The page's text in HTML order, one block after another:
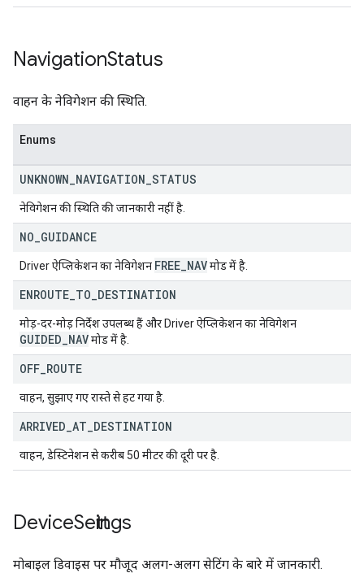
NavigationStatus
वाहन के नेविगेशन की स्थिति.
Enums
UNKNOWN NAVIGATION STATUS
नेविगेशन की स्थिति की जानकारी नहीं है.
NO GUIDANCE
Driver ऐप्लिकेशन का नेविगेशन FREE NAVमोड में है.
ENROUTE TO DESTINATION
मोड़-दर-मोड़ निर्देश उपलब्ध हैं और Driver ऐप्लिकेशन का नेविगेशन
GUIDED NAVमोड में है.
OFF ROUTE
वाहन, सुझाए गए रास्ते से हट गया है.
ARRIVED AT DESTINATION
वाहन, डेस्टिनेशन से करीब 50 मीटर की दूरी पर है.
DeviceSettings
मोबाइल डिवाइस पर मौजूद अलग-अलग सेटिंग के बारे में जानकारी.